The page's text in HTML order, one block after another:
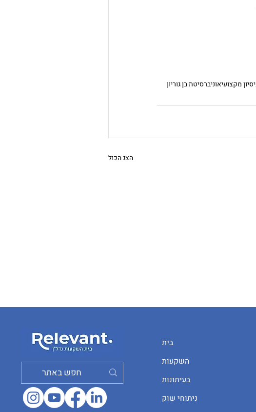
אוניברסיטת בן גוריון
הצג הכול
בית
השקעות
בעיתונות
ניתוחי שוק